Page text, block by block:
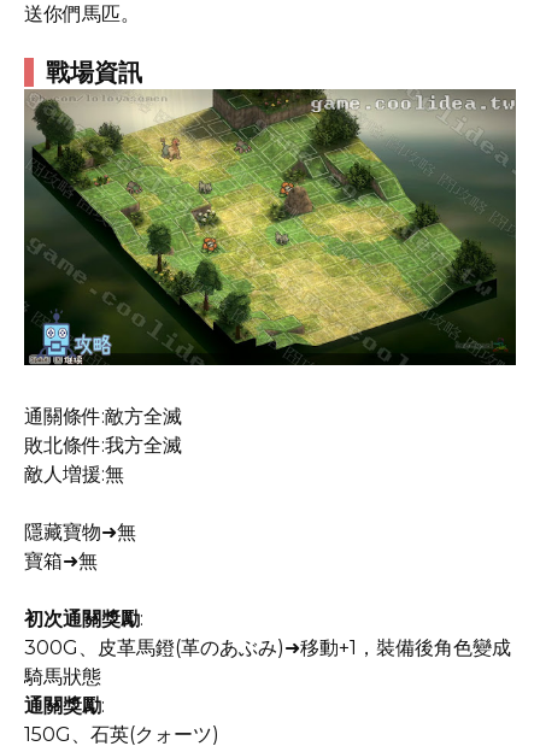
送你們馬匹。
戰場資訊
通關條件:敵方全滅
敗北條件:我方全滅
敵人増援:無
隱藏寶物➜無
寶箱➜無
初次通關獎勵:
300G、皮革馬鐙(革のあぶみ)➜移動+1，裝備後角色變成
騎馬狀態
通關獎勵:
150G、石英(クォーツ)